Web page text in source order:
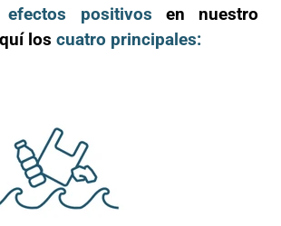
positivos en nuestro
los cuatro principales: